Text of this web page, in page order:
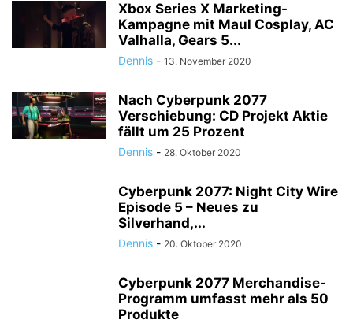
Xbox Series X Marketing-
Kampagne mit Maul Cosplay, AC
Valhalla, Gears 5...
Dennis - 13. November 2020
Nach Cyberpunk 2077
Verschiebung: CD Projekt Aktie
fällt um 25 Prozent
Dennis - 28. Oktober 2020
Cyberpunk 2077: Night City Wire
Episode 5 – Neues zu
Silverhand,...
Dennis - 20. Oktober 2020
Cyberpunk 2077 Merchandise-
Programm umfasst mehr als 50
Produkte